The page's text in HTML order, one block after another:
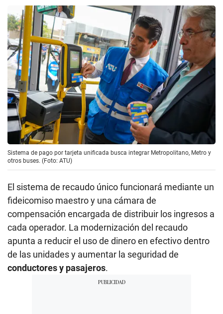
Sistema de pago por tarjeta unificada busca integrar Metropolitano, Metro y
otros buses. (Foto: ATU)
El sistema de recaudo único funcionará mediante un
fideicomiso maestro y una cámara de
compensación encargada de distribuir los ingresos a
cada operador. La modernización del recaudo
apunta a reducir el uso de dinero en efectivo dentro
de las unidades y aumentar la seguridad de
conductores y pasajeros.